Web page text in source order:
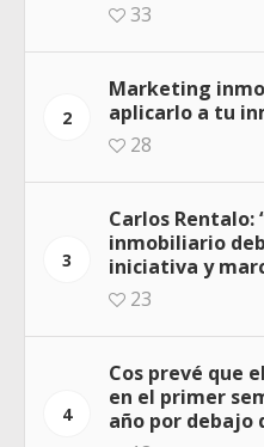
33
2
Marketing
aplicarlo a tu
28
3
Carlos Rentalo:
inmobiliario
iniciativa y
23
4
Cos prevé que
en el primer
año por debajo